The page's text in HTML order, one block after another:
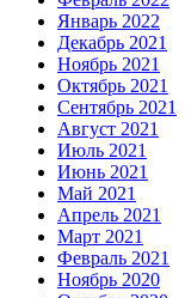
Январь 2022
Декабрь 2021
Ноябрь 2021
Октябрь 2021
Сентябрь 2021
Август 2021
Июль 2021
Июнь 2021
Май 2021
Апрель 2021
Март 2021
Февраль 2021
Ноябрь 2020